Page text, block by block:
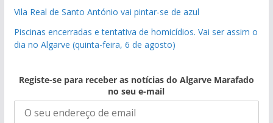
Vila Real de Santo António vai pintar-se de azul
Piscinas encerradas e tentativa de homicídios. Vai ser assim o
dia no Algarve (quinta-feira, 6 de agosto)
Registe-se para receber as notícias do Algarve Marafado
no seu e-mail